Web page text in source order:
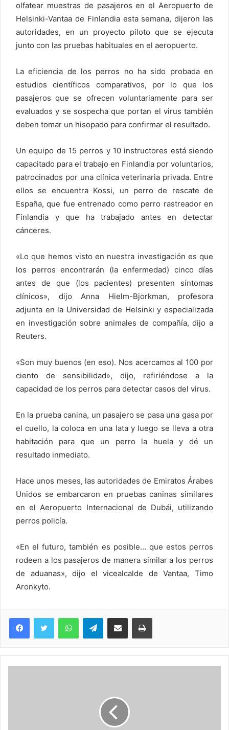
olfatear muestras de pasajeros en el Aeropuerto de
Helsinki-Vantaa de Finlandia esta semana, dijeron las
autoridades, en un proyecto piloto que se ejecuta
junto con las pruebas habituales en el aeropuerto.
La eficiencia de los perros no ha sido probada en
estudios científicos comparativos, por lo que los
pasajeros que se ofrecen voluntariamente para ser
evaluados y se sospecha que portan el virus también
deben tomar un hisopado para confirmar el resultado.
Un equipo de 15 perros y 10 instructores está siendo
capacitado para el trabajo en Finlandia por voluntarios,
patrocinados por una clínica veterinaria privada. Entre
ellos se encuentra Kossi, un perro de rescate de
España, que fue entrenado como perro rastreador en
Finlandia y que ha trabajado antes en detectar
cánceres.
«Lo que hemos visto en nuestra investigación es que
los perros encontrarán (la enfermedad) cinco días
antes de que (los pacientes) presenten síntomas
clínicos», dijo Anna Hielm-Bjorkman, profesora
adjunta en la Universidad de Helsinki y especializada
en investigación sobre animales de compañía, dijo a
Reuters.
«Son muy buenos (en eso). Nos acercamos al 100 por
ciento de sensibilidad», dijo, refiriéndose a la
capacidad de los perros para detectar casos del virus.
En la prueba canina, un pasajero se pasa una gasa por
el cuello, la coloca en una lata y luego se lleva a otra
habitación para que un perro la huela y dé un
resultado inmediato.
Hace unos meses, las autoridades de Emiratos Árabes
Unidos se embarcaron en pruebas caninas similares
en el Aeropuerto Internacional de Dubái, utilizando
perros policía.
«En el futuro, también es posible… que estos perros
rodeen a los pasajeros de manera similar a los perros
de aduanas», dijo el vicealcalde de Vantaa, Timo
Aronkyto.
WhatsAppTelegramCompartir via Email Imprimi